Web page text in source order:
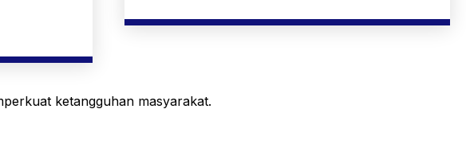
ketangguhan masyarakat.